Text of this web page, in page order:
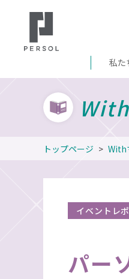
私た
トップページ With
イベントレ
パー